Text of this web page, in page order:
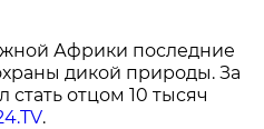
Африки последние
дикой природы. За
стать отцом 10 тысяч
.